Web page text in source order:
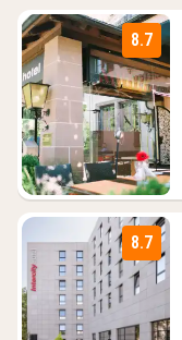
8.7
8.7